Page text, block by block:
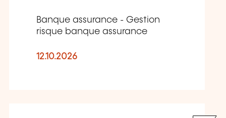
Banque assurance - Gestion
risque banque assurance
12.10.2026